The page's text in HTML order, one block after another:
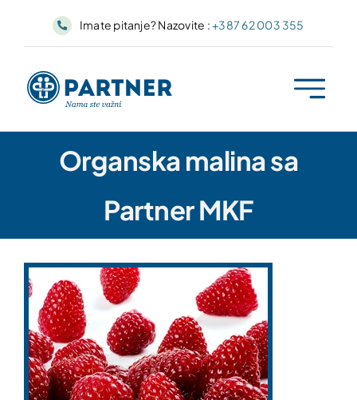
Imate pitanje? Nazovite :+387 62 003 355
Organska malina sa
Partner MKF